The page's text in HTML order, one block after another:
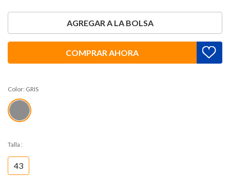
AGREGAR A LA BOLSA
COMPRAR AHORA
Color: GRIS
Talla :
43